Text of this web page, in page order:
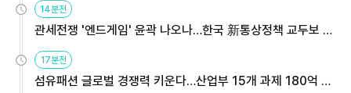
14분전
관세전쟁 '엔드게임' 윤곽 나오나…한국 新통상정책 교두보 활
17분전
섬유패션 글로벌 경쟁력 키운다…산업부 15개 과제 180억 지